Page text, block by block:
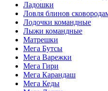
Ладошки
Ловля блинов
Лодочки командные
Лыжи командные
Матрешки
Мега Бутсы
Мега Варежки
Мега Гири
Мега Карандаш
Мега Кеды